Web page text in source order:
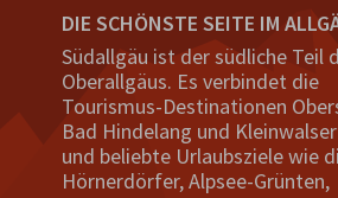
DIE SCHÖNSTE SEITE IM
Südallgäu ist der südliche Teil
Oberallgäus. Es verbindet die
Tourismus-Destinationen
Bad Hindelang und
und beliebte Urlaubsziele wie
Hörnerdörfer, Alpsee-Grünten,